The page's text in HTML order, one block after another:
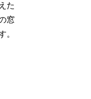
た
窓
。